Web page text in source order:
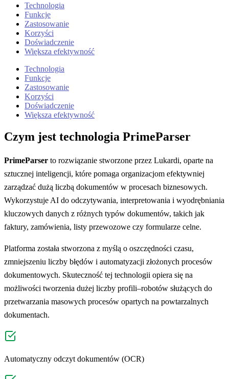
Technologia
Funkcje
Zastosowanie
Korzyści
Doświadczenie
Większa efektywność
Technologia
Funkcje
Zastosowanie
Korzyści
Doświadczenie
Większa efektywność
Czym jest technologia PrimeParser
PrimeParser to rozwiązanie stworzone przez Lukardi, oparte na
sztucznej inteligencji, które pomaga organizacjom efektywniej
zarządzać dużą liczbą dokumentów w procesach biznesowych.
Wykorzystuje AI do odczytywania, interpretowania i wyodrębniania
kluczowych danych z różnych typów dokumentów, takich jak
faktury, zamówienia, listy przewozowe czy formularze celne.
Platforma została stworzona z myślą o oszczędności czasu,
zmniejszeniu liczby błędów i automatyzacji złożonych procesów
dokumentowych. Skuteczność tej technologii opiera się na
możliwości tworzenia dużej liczby profili–robotów służących do
przetwarzania masowych procesów opartych na powtarzalnych
dokumentach.
Automatyczny odczyt dokumentów (OCR)